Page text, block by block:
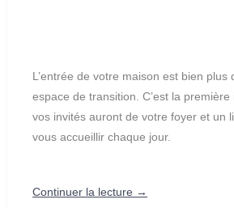
L’entrée de votre maison est bien plus
espace de transition. C’est la
vos invités auront de votre foyer et un
vous accueillir chaque jour.
Continuer la lecture →